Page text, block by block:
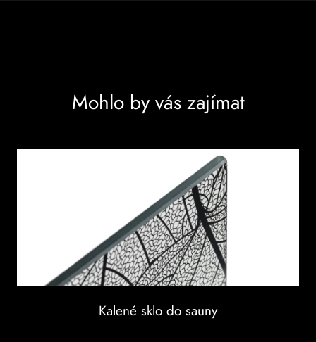
Mohlo by vás zajímat
Kalené sklo do sauny